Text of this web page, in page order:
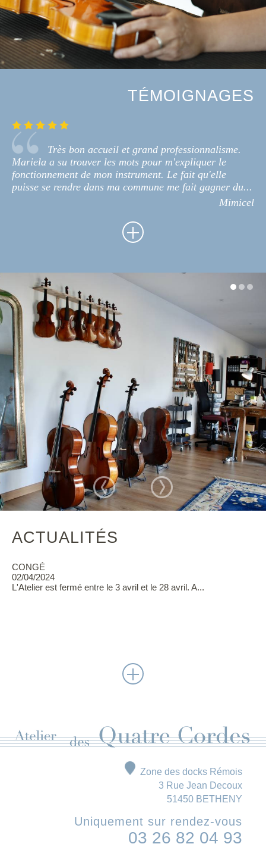
TÉMOIGNAGES
Très bon accueil et grand professionnalisme.
Mariela a su trouver les mots pour m'expliquer le
fonctionnement de mon instrument. Le fait qu'elle
puisse se rendre dans ma commune me fait gagner du...
Mimicel
ACTUALITÉS
CONGÉ
02/04/2024
L'Atelier est fermé entre le 3 avril et le 28 avril. A...
Zone des docks Rémois
3 Rue Jean Decoux
51450 BETHENY
Uniquement sur rendez-vous
03 26 82 04 93